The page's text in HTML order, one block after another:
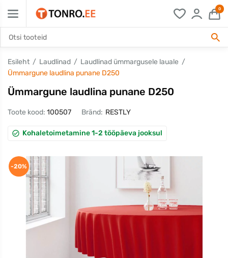
0
Esileht Laudlinad
Laudlinad ümmargusele lauale
Ümmargune laudlina punane D250
Ümmargune laudlina punane D250
Toote kood: 100507 Bränd: RESTLY
Kohaletoimetamine 1-2 tööpäeva jooksul
-20%